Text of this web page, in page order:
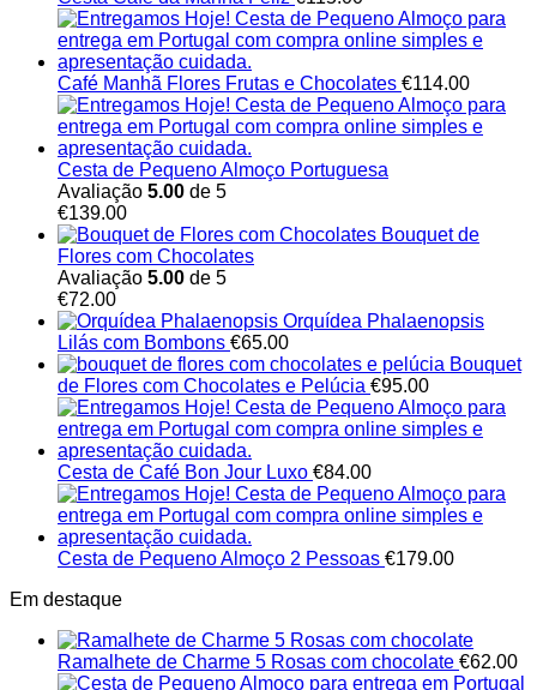
Café Manhã Flores Frutas e Chocolates €114.00
Cesta de Pequeno Almoço Portuguesa
Avaliação 5.00 de 5
€139.00
Bouquet de
Flores com Chocolates
Avaliação 5.00 de 5
€72.00
Orquídea Phalaenopsis
Lilás com Bombons €65.00
Bouquet
de Flores com Chocolates e Pelúcia €95.00
Cesta de Café Bon Jour Luxo €84.00
Cesta de Pequeno Almoço 2 Pessoas €179.00
Em destaque
Ramalhete de Charme 5 Rosas com chocolate €62.00